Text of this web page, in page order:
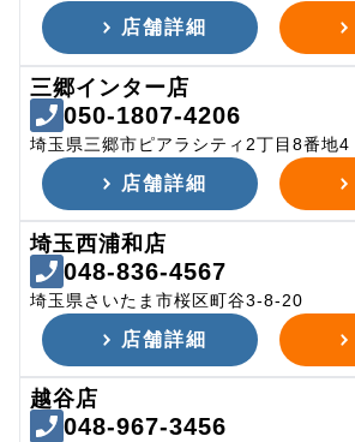
店舗詳細
三郷インター店
050-1807-4206
埼玉県三郷市ピアラシティ2丁目8番地4
店舗詳細
埼玉西浦和店
048-836-4567
埼玉県さいたま市桜区町谷3-8-20
店舗詳細
越谷店
048-967-3456